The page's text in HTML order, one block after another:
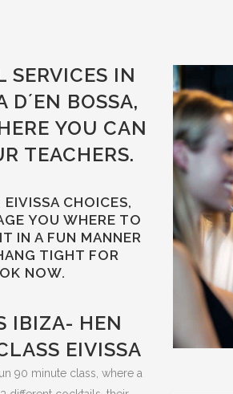
SERVICES IN
BOSSA,
YOU CAN
TEACHERS.
CHOICES,
YOU WHERE TO
IN A FUN MANNER
TIGHT FOR
NOW.
IBIZA- HEN
EIVISSA
90 minute class, where a